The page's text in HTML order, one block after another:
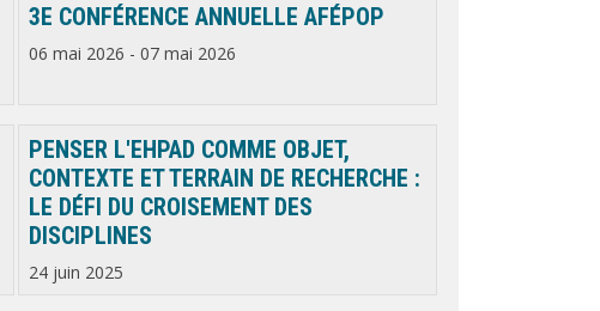
3E CONFÉRENCE ANNUELLE AFÉPOP
06 mai 2026 -07 mai 2026
PENSER L'EHPAD COMME OBJET,
CONTEXTE ET TERRAIN DE RECHERCHE :
LE DÉFI DU CROISEMENT DES
DISCIPLINES
24 juin 2025